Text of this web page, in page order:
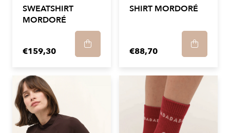
SWEATSHIRT
MORDORÉ
€159,30
SHIRT MORDORÉ
€88,70